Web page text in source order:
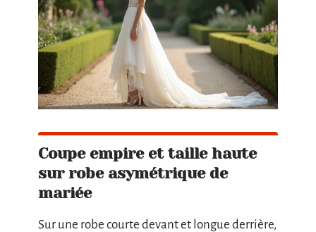
Coupe empire et taille haute
sur robe asymétrique de
mariée
Sur une robe courte devant et longue derrière,